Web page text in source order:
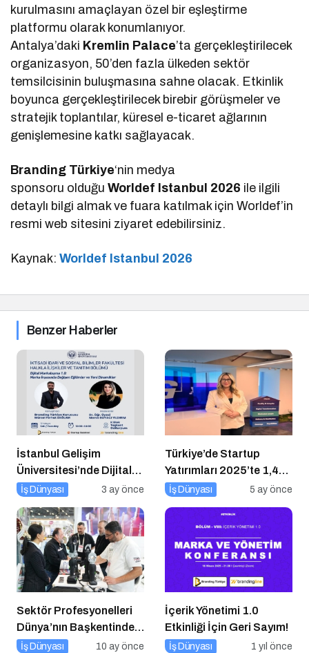
kurulmasını amaçlayan özel bir eşleştirme
platformu olarak konumlanıyor.
Antalya’daki Kremlin Palace’ta gerçekleştirilecek
organizasyon, 50’den fazla ülkeden sektör
temsilcisinin buluşmasına sahne olacak. Etkinlik
boyunca gerçekleştirilecek birebir görüşmeler ve
stratejik toplantılar, küresel e-ticaret ağlarının
genişlemesine katkı sağlayacak.
Branding Türkiye‘nin medya
sponsoru olduğu Worldef Istanbul 2026 ile ilgili
detaylı bilgi almak ve fuara katılmak için Worldef’in
resmi web sitesini ziyaret edebilirsiniz.
Kaynak:Worldef Istanbul 2026
Benzer Haberler
İstanbul Gelişim
Üniversitesi’nde Dijital
Markalaşma 1.0 Etkinliği
İş Dünyası 3 ay önce
Türkiye’de Startup
Yatırımları 2025’te 1,4
Milyar Dolara Ulaştı
İş Dünyası 5 ay önce
Sektör Profesyonelleri
Dünya’nın Başkentinde
Buluşacak!
İş Dünyası 10 ay önce
İçerik Yönetimi 1.0
Etkinliği İçin Geri Sayım!
İş Dünyası 1 yıl önce